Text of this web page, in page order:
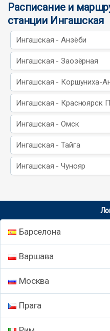
Расписание и
станции Ингашская
Ингашская - Анзёби
Ингашская - Заозёрная
Ингашская - Коршуниха-
Ингашская - Красноярск
Ингашская - Омск
Ингашская - Тайга
Ингашская - Чунояр
Барселона
Варшава
Москва
Прага